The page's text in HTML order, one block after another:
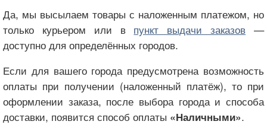
Да, мы высылаем товары с наложенным платежом, но
только курьером или в пункт выдачи заказов —
доступно для определённых городов.
Если для вашего города предусмотрена возможность
оплаты при получении (наложенный платёж), то при
оформлении заказа, после выбора города и способа
доставки, появится способ оплаты «Наличными».